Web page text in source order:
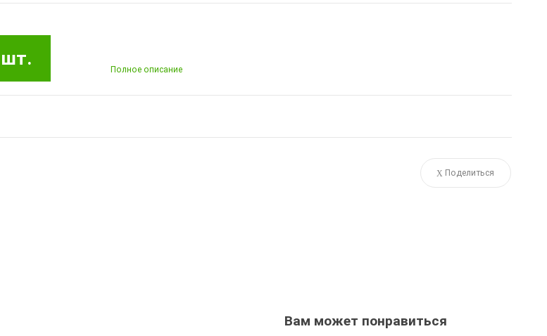
Полное описание
Поделиться
Вам может понравиться